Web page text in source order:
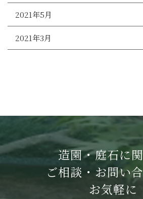
2021年5月
2021年3月
造園・庭石に
ご相談・お問い
お気軽に